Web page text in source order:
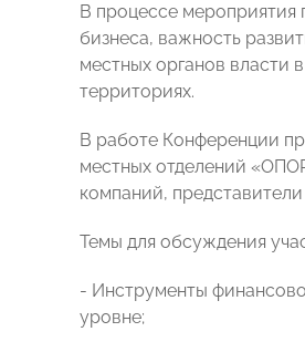
В процессе
бизнеса, важность
местных органов власти
территориях.
В работе Конференции
местных отделений
компаний,
Темы для обсуждения
- Инструменты
уровне;